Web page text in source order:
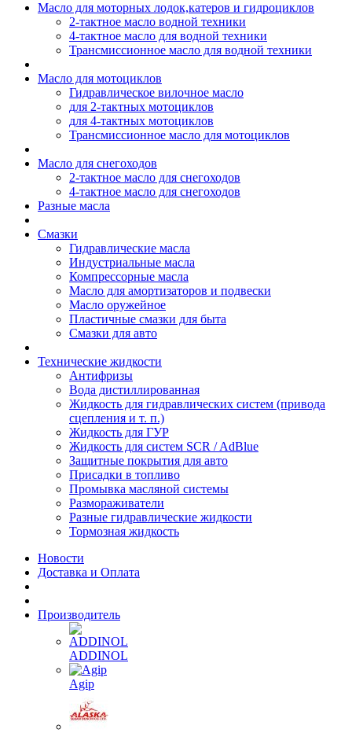
Масло для моторных лодок,катеров и гидроциклов
2-тактное масло водной техники
4-тактное масло для водной техники
Трансмиссионное масло для водной техники
Масло для мотоциклов
Гидравлическое вилочное масло
для 2-тактных мотоциклов
для 4-тактных мотоциклов
Трансмиссионное масло для мотоциклов
Масло для снегоходов
2-тактное масло для снегоходов
4-тактное масло для снегоходов
Разные масла
Смазки
Гидравлические масла
Индустриальные масла
Компрессорные масла
Масло для амортизаторов и подвески
Масло оружейное
Пластичные смазки для быта
Смазки для авто
Технические жидкости
Антифризы
Вода дистиллированная
Жидкость для гидравлических систем (привода
сцепления и т. п.)
Жидкость для ГУР
Жидкость для систем SCR / AdBlue
Защитные покрытия для авто
Присадки в топливо
Промывка масляной системы
Размораживатели
Разные гидравлические жидкости
Тормозная жидкость
Новости
Доставка и Оплата
Производитель
ADDINOL
Agip